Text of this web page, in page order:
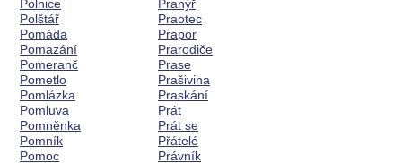
Polnice
Polštář
Pomáda
Pomazání
Pomeranč
Pometlo
Pomlázka
Pomluva
Pomněnka
Pomník
Pomoc
Pranýř
Praotec
Prapor
Prarodiče
Prase
Prašivina
Praskání
Prát
Prát se
Přátelé
Právník